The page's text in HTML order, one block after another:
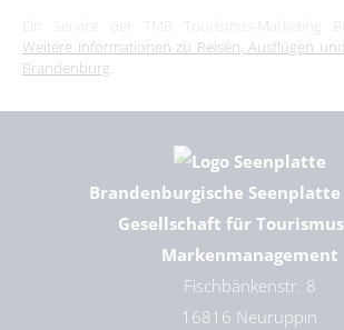
Weitere Informationen zu Reisen, Ausflügen
Brandenburg
Brandenburgische Seenplatte
Gesellschaft für
Markenmanagement
Fischbänkenstr. 8
16816 Neuruppin